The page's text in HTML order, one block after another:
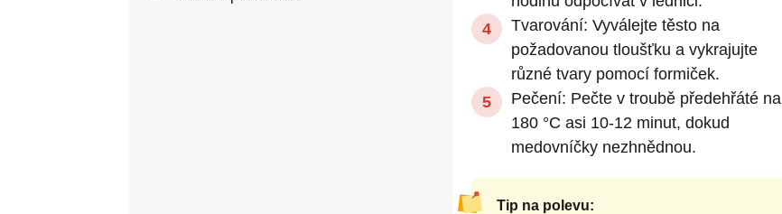
Tvarování: Vyválejte těsto na
požadovanou tloušťku a vykrajujte
různé tvary pomocí formiček.
Pečení: Pečte v troubě předehřáté na
180 °C asi 10-12 minut, dokud
medovníčky nezhnědnou.
Tip na polevu: